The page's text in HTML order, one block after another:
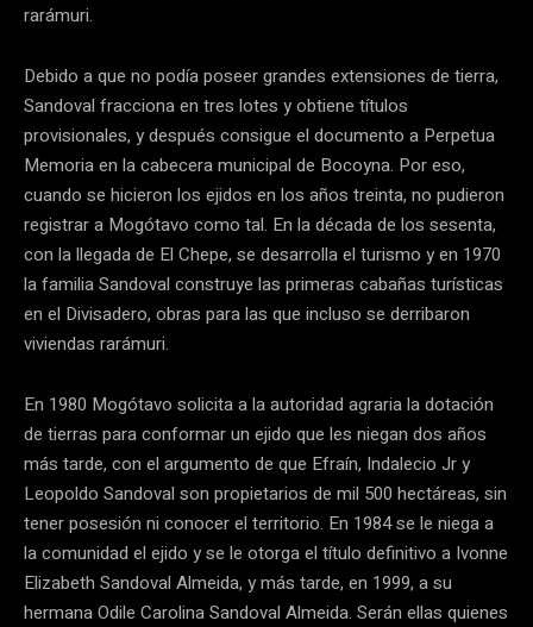
rarámuri.
Debido a que no podía poseer grandes extensiones de tierra,
Sandoval fracciona en tres lotes y obtiene títulos
provisionales, y después consigue el documento a Perpetua
Memoria en la cabecera municipal de Bocoyna. Por eso,
cuando se hicieron los ejidos en los años treinta, no pudieron
registrar a Mogótavo como tal. En la década de los sesenta,
con la llegada de El Chepe, se desarrolla el turismo y en 1970
la familia Sandoval construye las primeras cabañas turísticas
en el Divisadero, obras para las que incluso se derribaron
viviendas rarámuri.
En 1980 Mogótavo solicita a la autoridad agraria la dotación
de tierras para conformar un ejido que les niegan dos años
más tarde, con el argumento de que Efraín, Indalecio Jr y
Leopoldo Sandoval son propietarios de mil 500 hectáreas, sin
tener posesión ni conocer el territorio. En 1984 se le niega a
la comunidad el ejido y se le otorga el título definitivo a Ivonne
Elizabeth Sandoval Almeida, y más tarde, en 1999, a su
hermana Odile Carolina Sandoval Almeida. Serán ellas quienes